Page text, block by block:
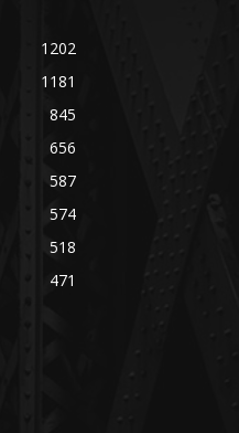
1202
1181
845
656
587
574
518
471